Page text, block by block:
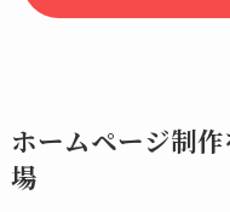
ホームページ制
場